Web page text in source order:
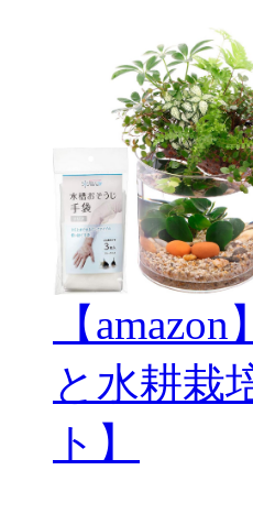
【
と水耕栽
ト】